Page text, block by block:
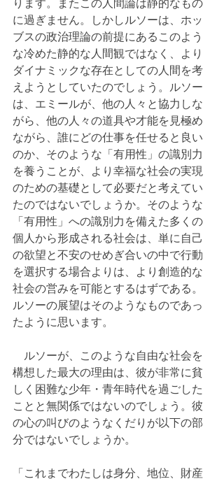
ります。またこの人間論は静的なもの
に過ぎません。しかしルソーは、ホッ
ブスの政治理論の前提にあるこのよう
な冷めた静的な人間観ではなく、より
ダイナミックな存在としての人間を考
えようとしていたのでしょう。ルソー
は、エミールが、他の人々と協力しな
がら、他の人々の道具や才能を見極め
ながら、誰にどの仕事を任せると良い
のか、そのような「有用性」の識別力
を養うことが、より幸福な社会の実現
のための基礎として必要だと考えてい
たのではないでしょうか。そのような
「有用性」への識別力を備えた多くの
個人から形成される社会は、単に自己
の欲望と不安のせめぎ合いの中で行動
を選択する場合よりは、より創造的な
社会の営みを可能とするはずである。
ルソーの展望はそのようなものであっ
たように思います。
ルソーが、このような自由な社会を
構想した最大の理由は、彼が非常に貧
しく困難な少年・青年時代を過ごした
ことと無関係ではないのでしょう。彼
の心の叫びのようなくだりが以下の部
分ではないでしょうか。
「これまでわたしは身分、地位、財産